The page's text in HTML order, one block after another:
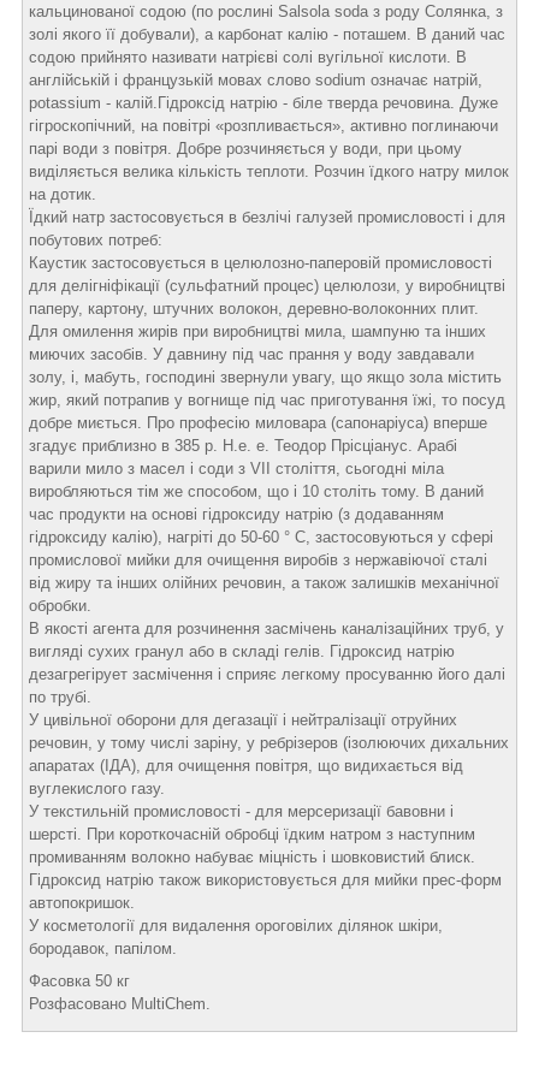
кальцинованої содою (по рослині Salsola soda з роду Солянка, з
золі якого її добували), а карбонат калію - поташем. В даний час
содою прийнято називати натрієві солі вугільної кислоти. В
англійській і французькій мовах слово sodium означає натрій,
potassium - калій.Гідроксід натрію - біле тверда речовина. Дуже
гігроскопічний, на повітрі «розпливається», активно поглинаючи
парі води з повітря. Добре розчиняється у води, при цьому
виділяється велика кількість теплоти. Розчин їдкого натру милок
на дотик.
Їдкий натр застосовується в безлічі галузей промисловості і для
побутових потреб:
Каустик застосовується в целюлозно-паперовій промисловості
для делігніфікації (сульфатний процес) целюлози, у виробництві
паперу, картону, штучних волокон, деревно-волоконних плит.
Для омилення жирів при виробництві мила, шампуню та інших
миючих засобів. У давнину під час прання у воду завдавали
золу, і, мабуть, господині звернули увагу, що якщо зола містить
жир, який потрапив у вогнище під час приготування їжі, то посуд
добре миється. Про професію миловара (сапонаріуса) вперше
згадує приблизно в 385 р. Н.е. е. Теодор Прісціанус. Арабі
варили мило з масел і соди з VII століття, сьогодні міла
виробляються тім же способом, що і 10 століть тому. В даний
час продукти на основі гідроксиду натрію (з додаванням
гідроксиду калію), нагріті до 50-60 ° C, застосовуються у сфері
промислової мийки для очищення виробів з нержавіючої сталі
від жиру та інших олійних речовин, а також залишків механічної
обробки.
В якості агента для розчинення засмічень каналізаційних труб, у
вигляді сухих гранул або в складі гелів. Гідроксид натрію
дезагрегірует засмічення і сприяє легкому просуванню його далі
по трубі.
У цивільної оборони для дегазації і нейтралізації отруйних
речовин, у тому числі заріну, у ребрізеров (ізолюючих дихальних
апаратах (ІДА), для очищення повітря, що видихається від
вуглекислого газу.
У текстильній промисловості - для мерсеризації бавовни і
шерсті. При короткочасній обробці їдким натром з наступним
промиванням волокно набуває міцність і шовковистий блиск.
Гідроксид натрію також використовується для мийки прес-форм
автопокришок.
У косметології для видалення ороговілих ділянок шкіри,
бородавок, папілом.
Фасовка 50 кг
Розфасовано MultiChem.